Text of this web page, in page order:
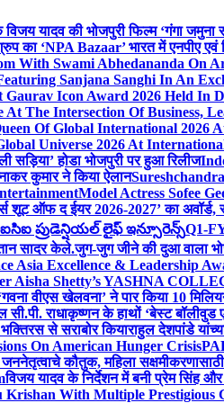
विजय यादव की भोजपुरी फिल्म ‘गंगा
का ‘NPA Bazaar’ भारत में एनपीए एवं
With Swami Abhedananda On
Sanjana Sanghi In An
Gaurav Icon Award 2026 Held In
The Intersection Of Business,
Of Global International 2026
Universe 2026 At
सड़िया’ होडा भोजपुरी पर हुआ रिलीज
कुमार ने किया ऐलान
Model Actress Sofee
शूट ऑफ द ईयर 2026-2027’ का
ప్రుడెన్షియల్ లైఫ్ ఇన్సూరెన్స్Q1-
सादर केले.जुग-जुग जीने की दुआ वाला
Asia Excellence & Leadership
Aisha Shetty’s YASHNA
वीएस खेलवना’ ने पार किया 10
राधाकृष्णन के हाथों ‘बेस्ट बॉलीवुड
से सराबोर कियाराहुल देशपांडे
On American Hunger Crisis
कौतुक, महिला सक्षमीकरणासाठी
विजय यादव के निर्देशन में बनी प्रेम सिंह और
With Multiple Prestigious